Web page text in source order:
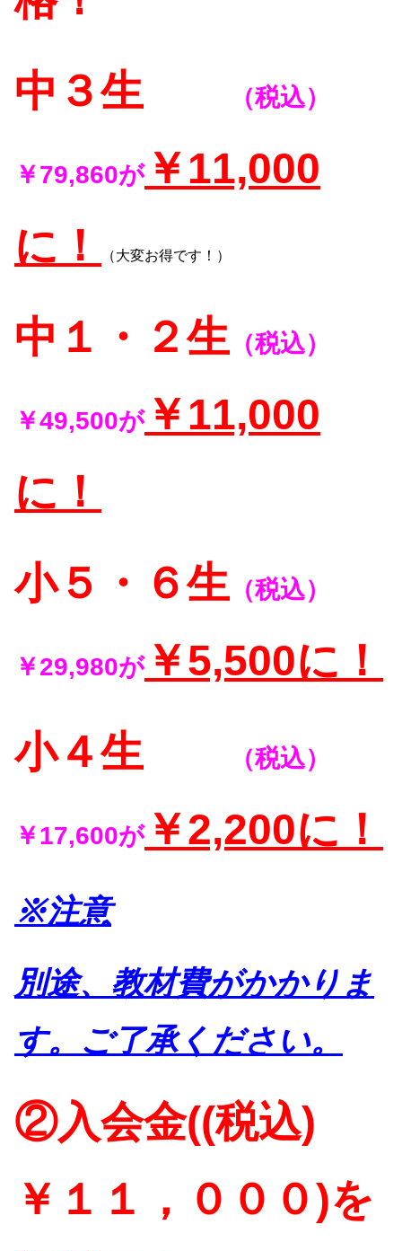
中３生
（税込）
￥79,860が￥11,000
に！
（大変お得です！）
中１・２生 （税込）
￥49,500が￥11,000
に！
小５・６生 （税込）
￥29,980が￥5,500に！
小４生
（税込）
￥17,600が￥2,200に！
※注意
別途、教材費がかかりま
す。ご了承ください。
②入会金((税込)
￥１１，０００)を